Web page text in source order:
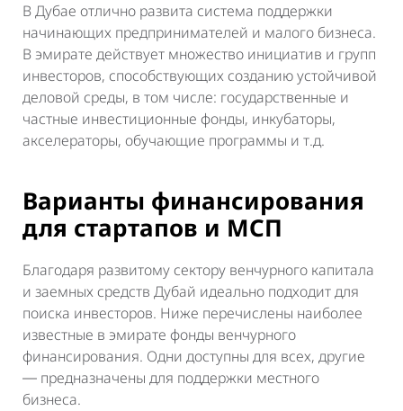
В Дубае отлично развита система поддержки
начинающих предпринимателей и малого бизнеса.
В эмирате действует множество инициатив и групп
инвесторов, способствующих созданию устойчивой
деловой среды, в том числе: государственные и
частные инвестиционные фонды, инкубаторы,
акселераторы, обучающие программы и т.д.
Варианты финансирования
для стартапов и МСП
Благодаря развитому сектору венчурного капитала
и заемных средств Дубай идеально подходит для
поиска инвесторов. Ниже перечислены наиболее
известные в эмирате фонды венчурного
финансирования. Одни доступны для всех, другие
― предназначены для поддержки местного
бизнеса.